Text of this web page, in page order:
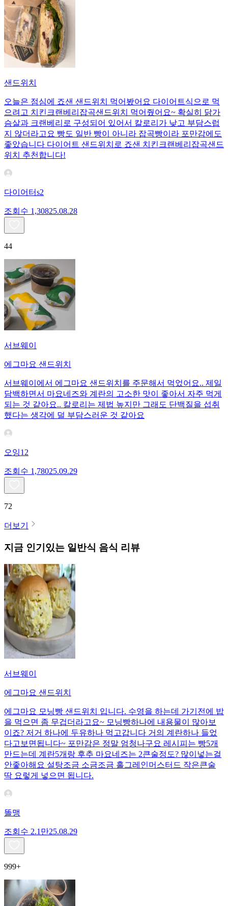
샌드위치
오늘은 점심에 죠샌 샌드위치 먹어봤어요 다이어트식으로 먹
으려고 치킨크랜베리잡곡샌드위치 먹어줬어요~ 확실히 닭가
슴살과 크랜베리로 구성되어 있어서 칼로리가 낮고 부담스럽
지 않더라고요 빵도 일반 빵이 아니라 잡곡빵이라 포만감에도
좋았습니다 다이어트 샌드위치로 죠샌 치킨크랜베리잡곡샌드
위치 추천합니다!
다이어터s2
조회수 1,30825.08.28
44
서브웨이
에그마요 샌드위치
서브웨이에서 에그마요 샌드위치를 주문해서 먹었어요.. 제일
담백하면서 마요네즈와 계란의 고소한 맛이 좋아서 자주 먹게
되는 것 같아요.. 칼로리는 제법 높지만 그래도 단백질을 섭취
했다는 생각에 덜 부담스러운 것 같아요
오잉12
조회수 1,78025.09.29
72
더보기
지금 인기있는 일반식 음식 리뷰
서브웨이
에그마요 샌드위치
에그마요 모닝빵 샌드위치 입니다. 수영을 하는데 가기전에 밥
을 먹으면 좀 무겁더라고요~ 모닝빵하나에 내용물이 많아보
이죠? 저거 하나에 두유하나 먹고갑니다 거의 계란하나 들었
다고보면됩니다~ 포만감은 정말 엄청나구요 레시피는 빵5개
만드는데 계란5개랑 후추 마요네즈는 2큰술정도? 많이넣는걸
안좋아해요 설탕조금 소금조금 홀그레인머스터드 작은큰술
딱 요렇게 넣으면 됩니다.
똘맹
조회수 2.1만25.08.29
999+